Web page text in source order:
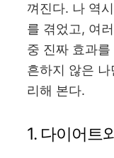
껴진다. 나 역
를 겪었고, 여
중 진짜 효과
흔하지 않은
리해 본다.
1. 다이어트